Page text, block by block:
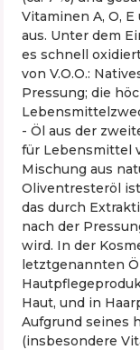
Vitaminen A, O,
aus. Unter dem
es schnell
von V.O.O.:
Pressung; die
- Öl aus der
für Lebensmittel
Mischung aus
Oliventresteröl
das durch
nach der
wird. In der
letztgenannten
Haut, und in
Aufgrund seines
(insbesondere